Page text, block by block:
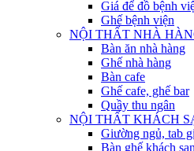
Giá để đồ bệnh
Ghế bệnh viện
NỘI THẤT NHÀ
Bàn ăn nhà hàng
Ghế nhà hàng
Bàn cafe
Ghế cafe, ghế bar
Quầy thu ngân
NỘI THẤT KHÁCH
Giường ngủ, tab
Bàn ghế khách sạn